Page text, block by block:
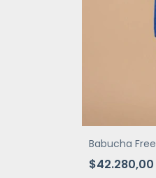
Babucha Free
$42.280,00